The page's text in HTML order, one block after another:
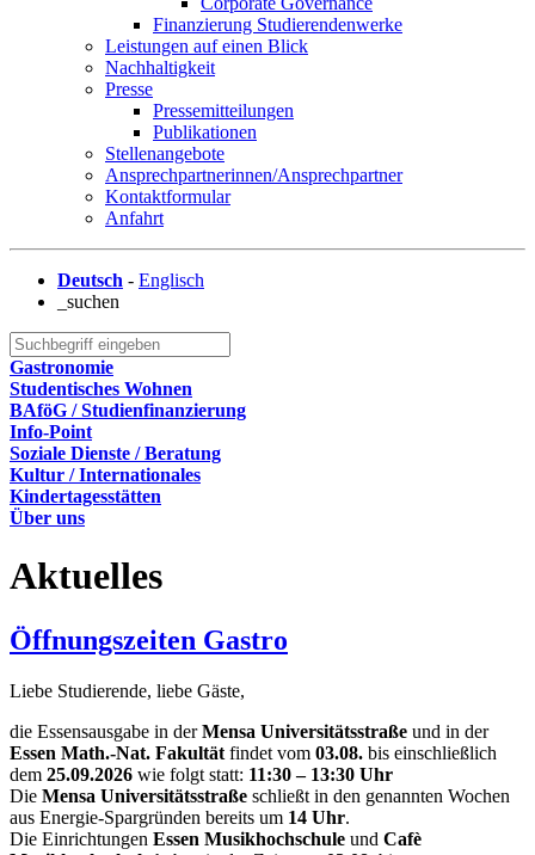
Finanzierung Studierendenwerke
Leistungen auf einen Blick
Nachhaltigkeit
Presse
Pressemitteilungen
Publikationen
Stellenangebote
Ansprechpartnerinnen/Ansprechpartner
Kontaktformular
Anfahrt
Deutsch - Englisch
_suchen
Gastronomie
Studentisches Wohnen
BAföG / Studienfinanzierung
Info-Point
Soziale Dienste / Beratung
Kultur / Internationales
Kindertagesstätten
Über uns
Aktuelles
Öffnungszeiten Gastro
Liebe Studierende, liebe Gäste,
die Essensausgabe in derMensa Universitätsstraße und in der
Essen Math.-Nat. Fakultät findet vom 03.08. bis einschließlich
dem 25.09.2026 wie folgt statt: 11:30 – 13:30 Uhr
Die Mensa Universitätsstraße schließt in den genannten Wochen
aus Energie-Spargründen bereits um 14 Uhr.
Die Einrichtungen Essen Musikhochschule und Cafè